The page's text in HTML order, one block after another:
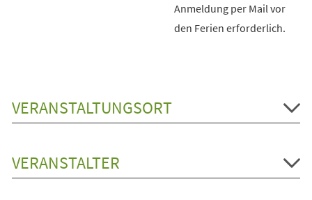
Anmeldung per Mail vor
den Ferien erforderlich.
VERANSTALTUNGSORT
VERANSTALTER